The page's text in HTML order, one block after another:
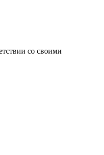
со своими